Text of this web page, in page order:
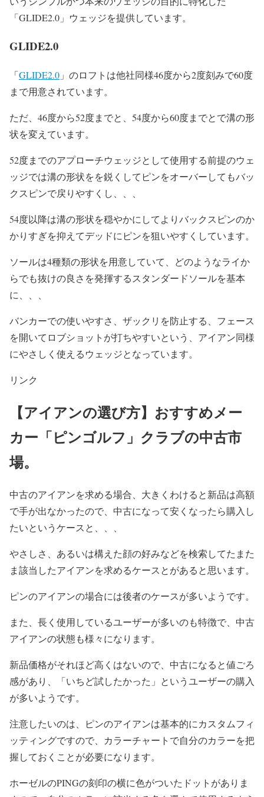
「GLIDE2.0」ウェッジを提供しています。
GLIDE2.0
「GLIDE2.0 」のロフトは他社同様46度から2度刻みで60度
まで用意されています。
ただ、46度から52度までと、54度から60度までとで溝の形
状を変えています。
52度までのアプローチウェッジとして使用する前提のウェ
ッジでは溝の形状をを鋭くしてピンをオーバーしてもバッ
クスピンで戻りやすくし、、、
54度以降は溝の形状を穏やかにしてよりバックスピンのか
かりすぎを抑えてデッドにピンを狙いやすくしています。
ソールは4種類の形状を用意していて、どのようなライか
らでも抜けの良さを発揮するスタンダードソールを基本
に、、、
バンカーでの使いやすさ、ザックリを防止する、フェース
を開いてロブショットが打ちやすいという、アイアン同様
にやさしく使えるウェッジとなっています。
リンク
【アイアンの選び方】おすすめメー
カー「ピンゴルフ」クラブの中古市
場。
中古のアイアンを求める場合、大きくわけると新品は高額
で手が出なかったので、中古になって安くなったら購入し
たいというケースと、、、
やさしさ、あるいは構えた顔の好みなどを検索してたまた
ま該当したアイアンを求めるケースとがあると思います。
ピンのアイアンの場合には後者のケースが多いようです。
また、長く使用しているユーザーが多いのも特徴で、中古
アイアンの状態も様々になります。
新品価格がそれほど高くはないので、中古になると値ごろ
感があり、「いちど試したかった」というユーザーの購入
が多いようです。
注意したいのは、ピンのアイアンは基本的にカスタムフィ
ッティングですので、カラーチャートで自分のカラーを把
握しておくことが必要になります。
ホーゼルのPINGの刻印の横に色がついたドットがありま